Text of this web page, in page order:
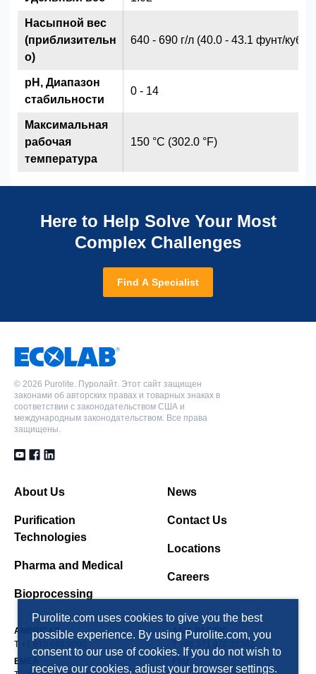
640 - 690 г/л (40.0 - 43.1 фунт/
0 - 14
150 °C (302.0 °F)
Насыпной вес
(приблизительн
о)
рН, Диапазон
стабильности
Максимальная
рабочая
температура
Purolite.com uses cookies to give you the best
possible experience. By using Purolite.com, you
consent to our use of cookies. If you do not wish to
receive our cookies, adjust your browser settings.
Here to Help Solve Your Most
Complex Challenges
Find A Specialist
© 2026 Purolite. Пуролайт. Этот сайт защищен
законами об авторских правах и товарных знаках в
соответствии с законодательством США и
международным законодательством. Все права
защищены.
About Us
Purification
Technologies
Pharma and Medical
Bioprocessing
News
Contact Us
Locations
Careers
AMERICAS
T +1 610 668 9090
ASIA PACIFIC
EMEA